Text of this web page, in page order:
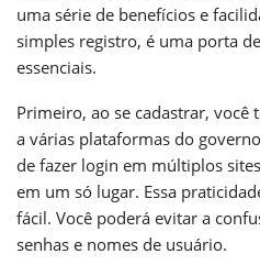
uma série de benefícios e
simples registro, é uma porta
essenciais.
Primeiro, ao se cadastrar, você
a várias plataformas do
de fazer login em múltiplos
em um só lugar. Essa
fácil. Você poderá evitar a
senhas e nomes de usuário.